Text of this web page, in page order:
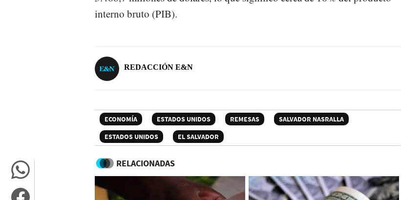
interno bruto (PIB).
REDACCIÓN E&N
ECONOMÍA ESTADOS UNIDOS REMESAS
SALVADOR NASRALLA
ESTADOS UNIDOS
EL SALVADOR
RELACIONADAS